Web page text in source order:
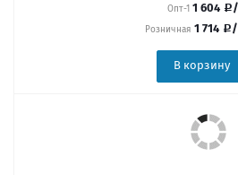
Опт-1 1 604
Розничная 1 714
В корзину